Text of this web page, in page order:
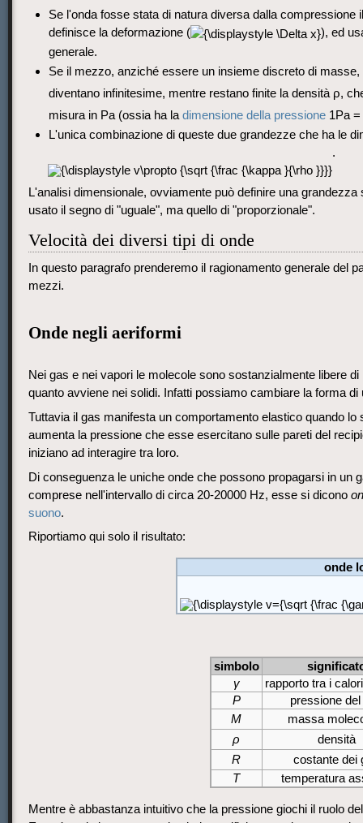
Se l'onda fosse stata di natura diversa dalla
definisce la deformazione (
), ed
generale.
Se il mezzo, anziché essere un insieme discreto di
diventano infinitesime, mentre restano finite la densità ρ,
misura in Pa (ossia ha la dimensione della pressione1Pa =
L'unica combinazione di queste due grandezze che ha le
.
L'analisi dimensionale, ovviamente può definire una
usato il segno di "uguale", ma quello di "proporzionale".
Velocità dei diversi tipi di onde
In questo paragrafo prenderemo il ragionamento generale del
mezzi.
Onde negli aeriformi
Nei gas e nei vapori le molecole sono sostanzialmente libere
quanto avviene nei solidi. Infatti possiamo cambiare la forma
Tuttavia il gas manifesta un comportamento elastico quando
aumenta la pressione che esse esercitano sulle pareti del
iniziano ad interagire tra loro.
Di conseguenza le uniche onde che possono propagarsi in un
comprese nell'intervallo di circa 20-20000 Hz, esse si dicono
suono.
Riportiamo qui solo il risultato:
onde
simbolo
γ
rapporto tra i
P
pressione
M
massa
ρ
densità
R
costante dei
T
temperatura
Mentre è abbastanza intuitivo che la pressione giochi il ruolo